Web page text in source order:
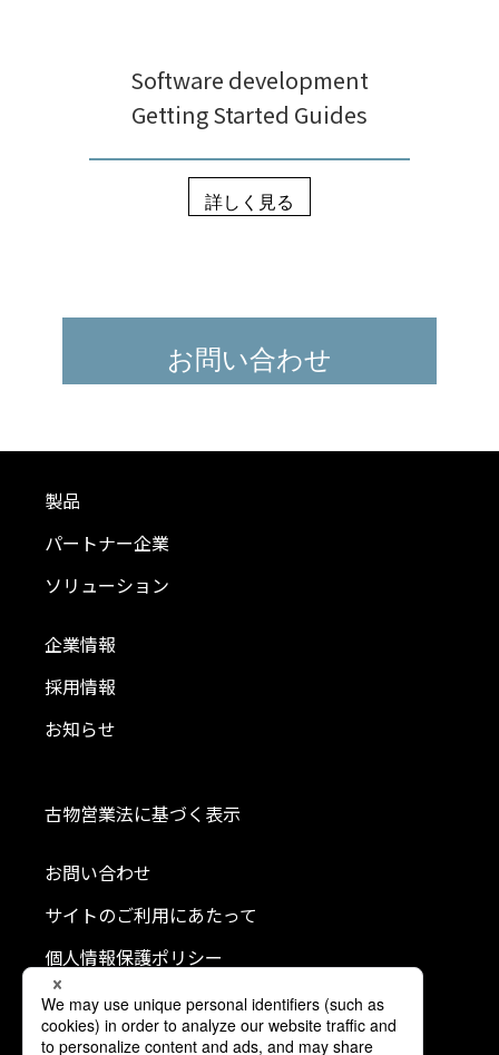
Software development
Getting Started Guides
詳しく見る
お問い合わせ
製品
パートナー企業
ソリューション
企業情報
採用情報
お知らせ
古物営業法に基づく表示
お問い合わせ
サイトのご利用にあたって
個人情報保護ポリシー
クッキーポリシー
利用者情報の外部送信について